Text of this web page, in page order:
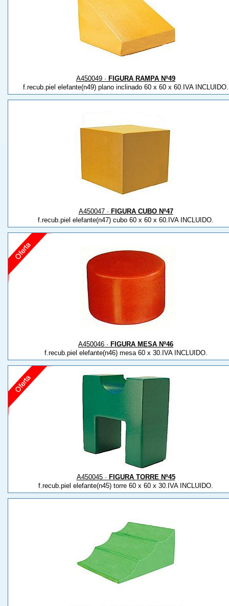
A450049 · FIGURA RAMPA Nº49
f.recub.piel elefante(n49) plano inclinado 60 x 60 x 60.IVA INCLUIDO.
A450047 · FIGURA CUBO Nº47
f.recub.piel elefante(n47) cubo 60 x 60 x 60.IVA INCLUIDO.
A450046 · FIGURA MESA Nº46
f.recub.piel elefante(n46) mesa 60 x 30.IVA INCLUIDO.
A450045 · FIGURA TORRE Nº45
f.recub.piel elefante(n45) torre 60 x 60 x 30.IVA INCLUIDO.